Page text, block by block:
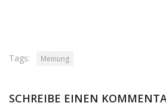
Tags: Meinung
SCHREIBE EINEN